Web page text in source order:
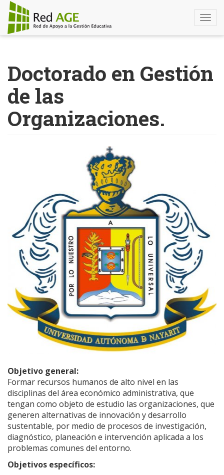
contenido
principal
Doctorado en Gestión
de las
Organizaciones.
Objetivo general:
Formar recursos humanos de alto nivel en las
disciplinas del área económico administrativa, que
tengan como objeto de estudio las organizaciones, que
generen alternativas de innovación y desarrollo
sustentable, por medio de procesos de investigación,
diagnóstico, planeación e intervención aplicada a los
problemas comunes del entorno.
Objetivos específicos: